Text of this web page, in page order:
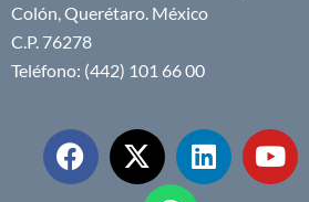
Colón, Querétaro. México
C.P. 76278
Teléfono: (442) 101 66 00